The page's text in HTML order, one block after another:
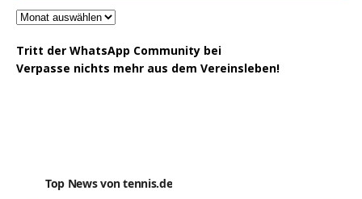
Tritt der WhatsApp Community bei
Verpasse nichts mehr aus dem Vereinsleben!